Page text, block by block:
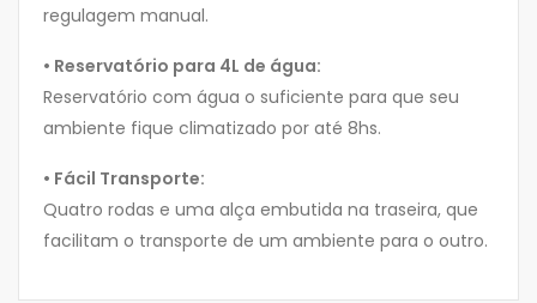
regulagem manual.
• Reservatório para 4L de água:
Reservatório com água o suficiente para que seu
ambiente fique climatizado por até 8hs.
• Fácil Transporte:
Quatro rodas e uma alça embutida na traseira, que
facilitam o transporte de um ambiente para o outro.